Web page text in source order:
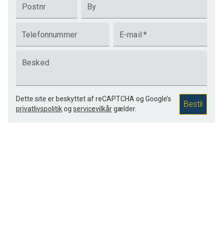
Postnr By
Telefonnummer E-mail *
Besked
Dette site er beskyttet af reCAPTCHA og Google’s
privatlivspolitikog servicevilkårgælder. Bestil